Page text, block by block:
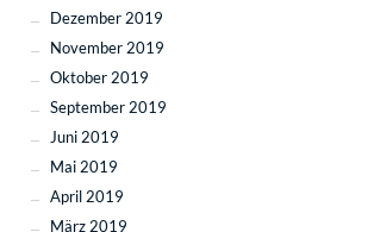
Dezember 2019
November 2019
Oktober 2019
September 2019
Juni 2019
Mai 2019
April 2019
März 2019